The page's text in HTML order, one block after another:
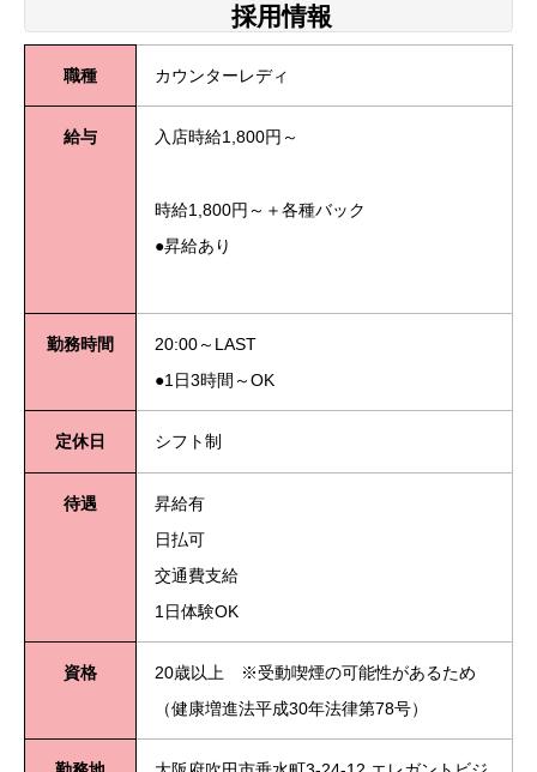
採用情報
職種 カウンターレディ
給与 入店時給1,800円～
時給1,800円～＋各種バック
●昇給あり
勤務時間
20:00～LAST
●1日3時間～OK
定休日 シフト制
待遇
昇給有
日払可
交通費支給
1日体験OK
資格
20歳以上 ※受動喫煙の可能性があるため
（健康増進法平成30年法律第78号）